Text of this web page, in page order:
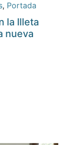
, Portada
la Illeta
nueva